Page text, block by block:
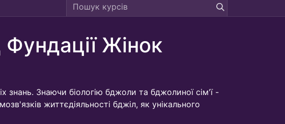
Жінок
знань. Знаючи біологію бджоли та бджолиної сім'ї -
життєдіяльності бджіл, як унікального